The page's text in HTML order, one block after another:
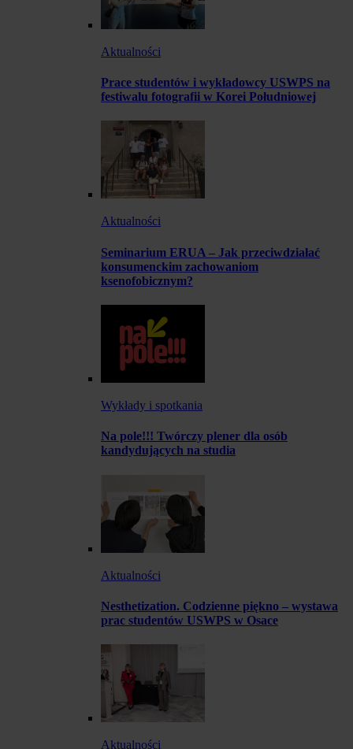
Aktualności
Prace studentów i wykładowcy USWPS na
festiwalu fotografii w Korei Południowej
Aktualności
Seminarium ERUA – Jak przeciwdziałać
konsumenckim zachowaniom
ksenofobicznym?
Wykłady i spotkania
Na pole!!! Twórczy plener dla osób
kandydujących na studia
Aktualności
Nesthetization. Codzienne piękno – wystawa
prac studentów USWPS w Osace
Aktualności